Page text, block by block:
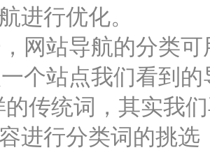
进行优化。
网站导航的分类可
个站点我们看到的
的传统词，其实我
进行分类词的挑选